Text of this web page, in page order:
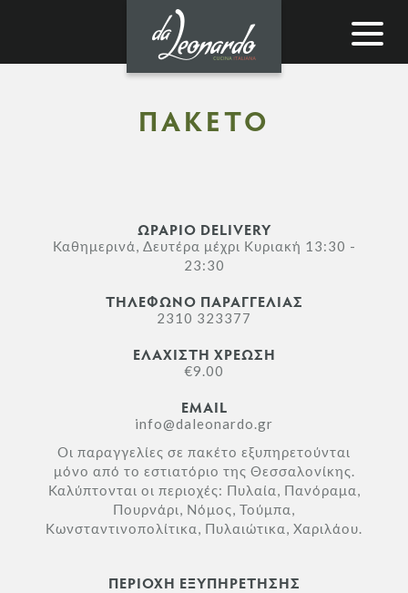
Toggle
ΠΑΚΕΤΟ
ΩΡΑΡΙΟ DELIVERY
Καθημερινά, Δευτέρα μέχρι Κυριακή 13:30 -
23:30
ΤΗΛΕΦΩΝΟ ΠΑΡΑΓΓΕΛΙΑΣ
2310 323377
ΕΛΑΧΙΣΤΗ ΧΡΕΩΣΗ
€9.00
EMAIL
info@daleonardo.gr
Οι παραγγελίες σε πακέτο εξυπηρετούνται
μόνο από το εστιατόριο της Θεσσαλονίκης.
Καλύπτονται οι περιοχές: Πυλαία, Πανόραμα,
Πουρνάρι, Νόμος, Τούμπα,
Κωνσταντινοπολίτικα, Πυλαιώτικα, Χαριλάου.
ΠΕΡΙΟΧΗ ΕΞΥΠΗΡΕΤΗΣΗΣ